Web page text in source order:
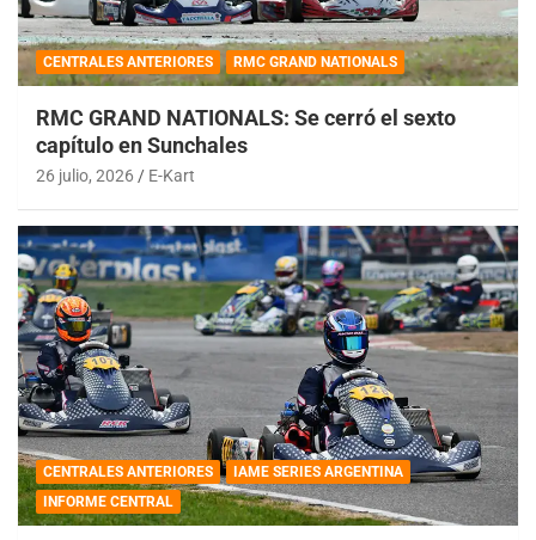
CENTRALES ANTERIORES RMC GRAND NATIONALS
RMC GRAND NATIONALS: Se cerró el sexto
capítulo en Sunchales
26 julio, 2026 E-Kart
CENTRALES ANTERIORES
IAME SERIES ARGENTINA
INFORME CENTRAL